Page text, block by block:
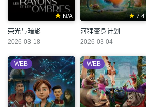
N/A
荣光与暗影
2026-03-18
7.4
河狸变身计划
2026-03-04
WEB WEB